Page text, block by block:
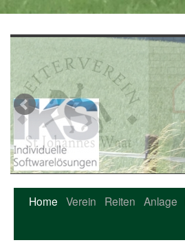
Zum
Home Verein Reiten Anlage